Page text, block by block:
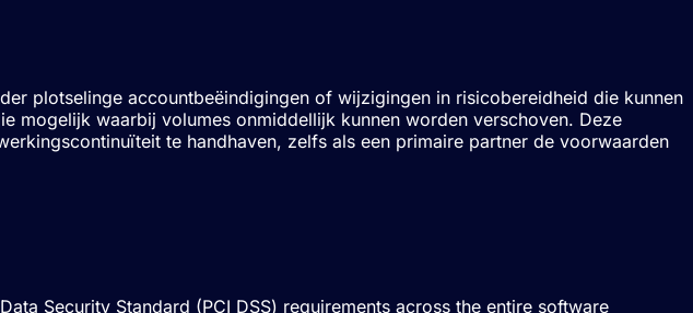
plotselinge accountbeëindigingen of wijzigingen in risicobereidheid die kunnen
mogelijk waarbij volumes onmiddellijk kunnen worden verschoven. Deze
te handhaven, zelfs als een primaire partner de voorwaarden
Security Standard (PCI DSS) requirements across the entire software